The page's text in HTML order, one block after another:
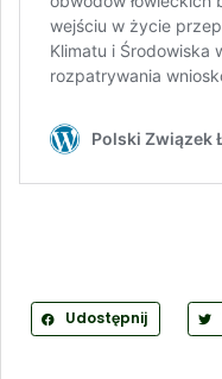
Udostępnij